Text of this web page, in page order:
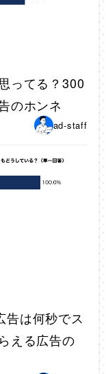
ってる？300
のホンネ
ad-staff
告は何秒でス
える広告の